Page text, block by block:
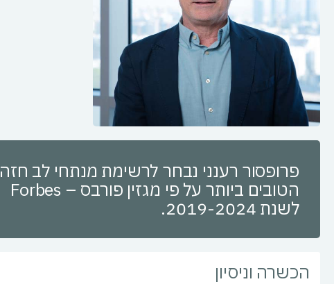
פרופסור רענני נבחר לרשימת מנתחי לב חזה
הטובים ביותר על פי מגזין פורבס – Forbes
לשנת 2019-2024.
הכשרה וניסיון